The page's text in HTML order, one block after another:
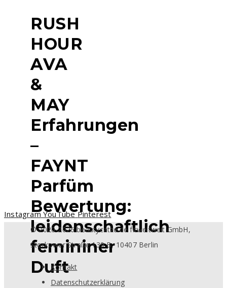
RUSH
HOUR
AVA
&
MAY
Erfahrungen
–
FAYNT
Parfüm
Bewertung:
leidenschaftlich
femininer
Duft
Instagram YouTube Pinterest
© 2020-2026 beautycatze.de fitweltweit GmbH,
Storkower Straße 139 B, 10407 Berlin
Kontakt
Datenschutzerklärung